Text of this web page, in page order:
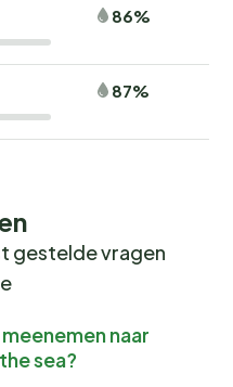
86%
87%
gestelde vragen
naar
sea?